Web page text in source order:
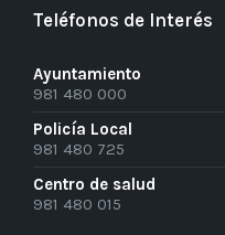
Teléfonos de Interés
Ayuntamiento
981 480 000
Policía Local
981 480 725
Centro de salud
981 480 015